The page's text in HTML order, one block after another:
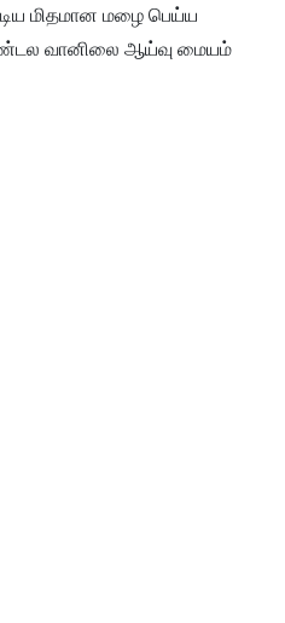
மிதமான மழை பெய்ய
வானிலை ஆய்வு மையம்